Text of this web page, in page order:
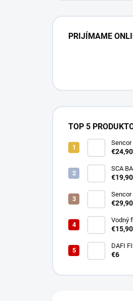
PRIJÍMAME
TOP 5
Sencor
€24,90
SCA
BA40
€19,90
Sencor
€29,90
Vodný
NIRF701
€15,90
DAFI
€6